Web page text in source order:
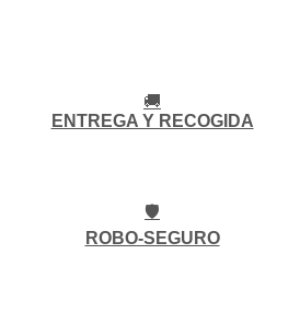
🚚
ENTREGA Y RECOGIDA
🛡️
ROBO-SEGURO